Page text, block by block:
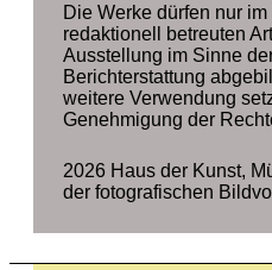
Die Werke dürfen nur
redaktionell betreuten
Ausstellung im Sinne
Berichterstattung
weitere Verwendung
Genehmigung der
2026 Haus der Kunst,
der fotografischen